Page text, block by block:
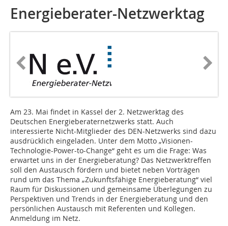
Energieberater-Netzwerktag
Am 23. Mai findet in Kassel der 2. Netzwerktag des
Deutschen Energieberaternetzwerks statt. Auch
interessierte Nicht-Mitglieder des DEN-Netzwerks sind dazu
ausdrücklich eingeladen. Unter dem Motto „Visionen-
Technologie-Power-to-Change“ geht es um die Frage: Was
erwartet uns in der Energieberatung? Das Netzwerktreffen
soll den Austausch fördern und bietet neben Vorträgen
rund um das Thema „Zukunftsfähige Energieberatung“ viel
Raum für Diskussionen und gemeinsame Überlegungen zu
Perspektiven und Trends in der Energieberatung und den
persönlichen Austausch mit Referenten und Kollegen.
Anmeldung im Netz.